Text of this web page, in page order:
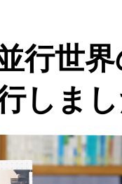
行世
しま